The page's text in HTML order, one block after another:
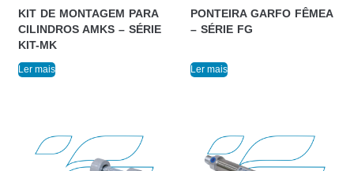
KIT DE MONTAGEM PARA
CILINDROS AMKS – SÉRIE
KIT-MK
Ler mais
PONTEIRA GARFO FÊMEA
– SÉRIE FG
Ler mais